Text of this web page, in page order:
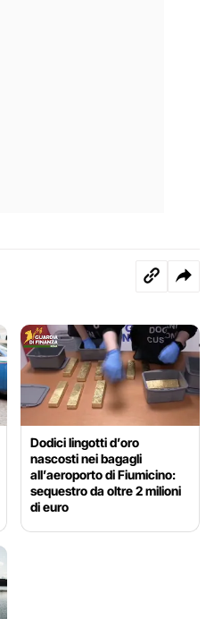
Dodici lingotti d’oro
nascosti nei bagagli
all’aeroporto di Fiumicino:
sequestro da oltre 2 milioni
di euro